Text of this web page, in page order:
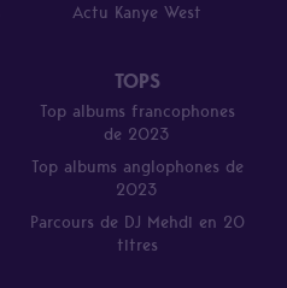
Actu Kanye West
TOPS
Top albums francophones
de 2023
Top albums anglophones de
2023
Parcours de DJ Mehdi en 20
titres